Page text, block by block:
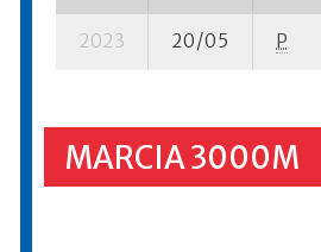
2023 20/05 P
MARCIA 3000M